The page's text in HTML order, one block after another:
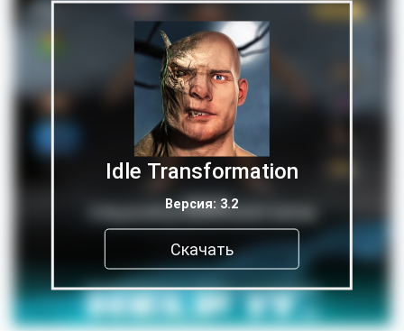
Idle Transformation
Версия: 3.2
Скачать